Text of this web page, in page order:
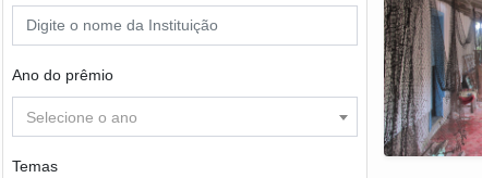
Ano do prêmio
Selecione o ano
Temas